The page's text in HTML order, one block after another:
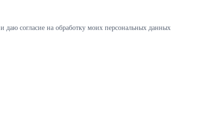
и даю согласие на обработку моих персональных данных